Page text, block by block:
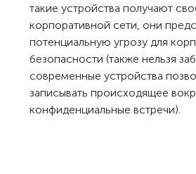
такие устройства получают
корпоративной сети, они
потенциальную угрозу для
безопасности (также нельзя
современные устройства
записывать происходящее
конфиденциальные встречи).